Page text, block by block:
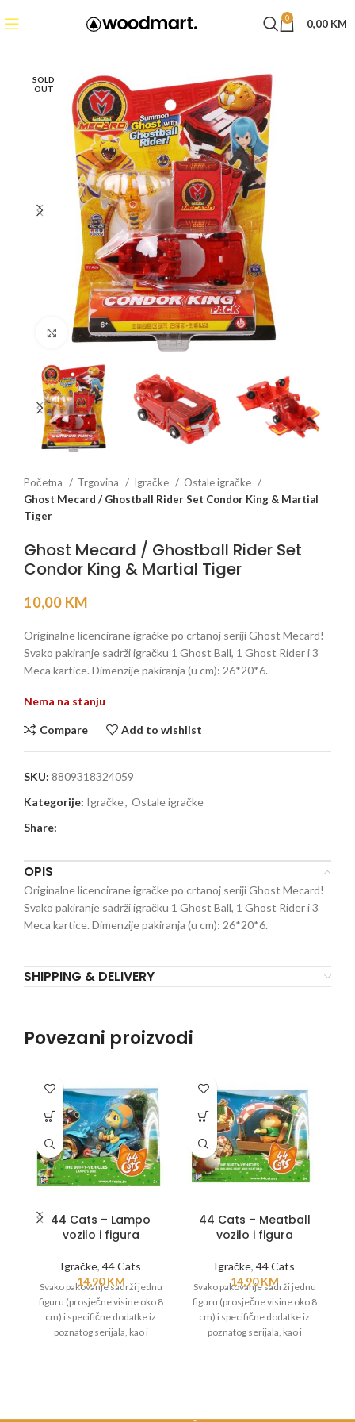
0 0,00 KM
SOLD
OUT
Click to enlarge
Početna Trgovina Igračke
Ostale igračke
Ghost Mecard / Ghostball Rider Set Condor King & Martial
Tiger
Ghost Mecard / Ghostball Rider Set
Condor King & Martial Tiger
10,00 KM
Originalne licencirane igračke po crtanoj seriji Ghost Mecard!
Svako pakiranje sadrži igračku 1 Ghost Ball, 1 Ghost Rider i 3
Meca kartice. Dimenzije pakiranja (u cm): 26*20*6.
Nema na stanju
Compare Add to wishlist
SKU: 8809318324059
Kategorije: Igračke, Ostale igračke
Share:
OPIS
Originalne licencirane igračke po crtanoj seriji Ghost Mecard!
Svako pakiranje sadrži igračku 1 Ghost Ball, 1 Ghost Rider i 3
Meca kartice. Dimenzije pakiranja (u cm): 26*20*6.
SHIPPING & DELIVERY
Povezani proizvodi
44 Cats – Lampo
vozilo i figura
Igračke, 44 Cats
14,90KM
Svako pakovanje sadrži jednu
figuru (prosječne visine oko 8
cm) i specifične dodatke iz
poznatog serijala, kao i
44 Cats – Meatball
vozilo i figura
Igračke, 44 Cats
14,90KM
Svako pakovanje sadrži jednu
figuru (prosječne visine oko 8
cm) i specifične dodatke iz
poznatog serijala, kao i